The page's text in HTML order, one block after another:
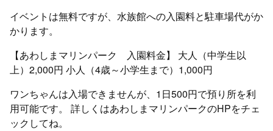
イベントは無料ですが、水族館への入園料と駐車場代がか
かります。
【あわしまマリンパーク 入園料金】 大人（中学生以
上）2,000円 小人（4歳～小学生まで）1,000円
ワンちゃんは入場できませんが、1日500円で預り所を利
用可能です。 詳しくはあわしまマリンパークのHPをチェ
ックしてね。